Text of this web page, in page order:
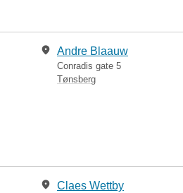
Andre Blaauw
Conradis gate 5
Tønsberg
Claes Wettby